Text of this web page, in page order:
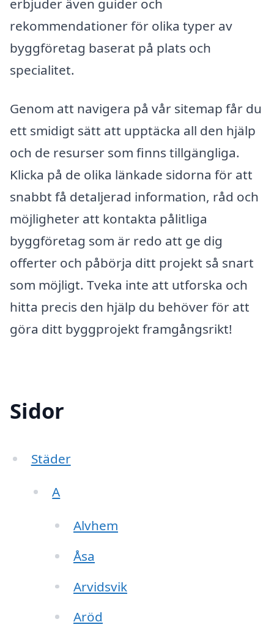
erbjuder även guider och
rekommendationer för olika typer av
byggföretag baserat på plats och
specialitet.
Genom att navigera på vår sitemap får du
ett smidigt sätt att upptäcka all den hjälp
och de resurser som finns tillgängliga.
Klicka på de olika länkade sidorna för att
snabbt få detaljerad information, råd och
möjligheter att kontakta pålitliga
byggföretag som är redo att ge dig
offerter och påbörja ditt projekt så snart
som möjligt. Tveka inte att utforska och
hitta precis den hjälp du behöver för att
göra ditt byggprojekt framgångsrikt!
Sidor
Städer
A
Alvhem
Åsa
Arvidsvik
Aröd